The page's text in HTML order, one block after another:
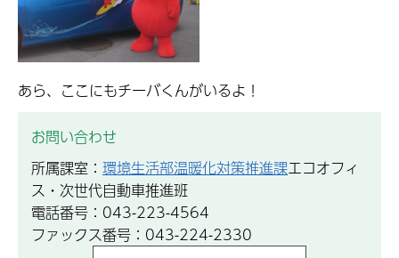
あら、ここにもチーバくんがいるよ！
お問い合わせ
所属課室： 環境生活部温暖化対策推進課エコオフィ
ス・次世代自動車推進班
電話番号：043-223-4564
ファックス番号：043-224-2330